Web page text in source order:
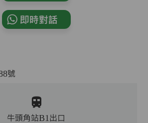
即時對話
號
牛頭角站B1出口